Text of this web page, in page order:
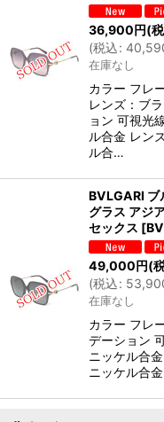
36,900円(
(税込:
在庫なし
カラー フレ
レンズ：ブ
ョン 可視光
ル合金 レン
ル合…
BVLGARI
グラス アジ
セックス [
49,000円(
(税込:
在庫なし
カラー フレ
デーション
ニッケル合
ニッケル合